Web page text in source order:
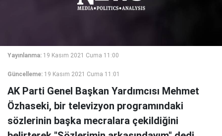
Yayınlanma: 19 Kasım 2021 Cuma 11:00
Güncelleme: 19 Kasım 2021 Cuma 11:01
AK Parti Genel Başkan Yardımcısı Mehmet
Özhaseki, bir televizyon programındaki
sözlerinin başka mecralara çekildiğini